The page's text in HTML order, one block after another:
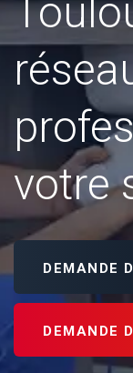
votre
DEMANDE
DEMANDE